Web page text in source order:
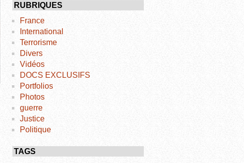
RUBRIQUES
France
International
Terrorisme
Divers
Vidéos
DOCS EXCLUSIFS
Portfolios
Photos
guerre
Justice
Politique
TAGS